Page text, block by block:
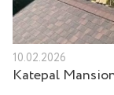
10.02.2026
Katepal